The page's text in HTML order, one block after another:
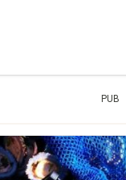
PUB